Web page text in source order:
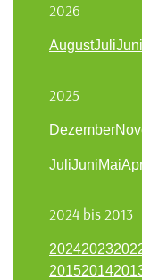
2026
AugustJuliJuni
2025
Dezember
JuliJuniMai
2024 bis 2013
20242023
20152014